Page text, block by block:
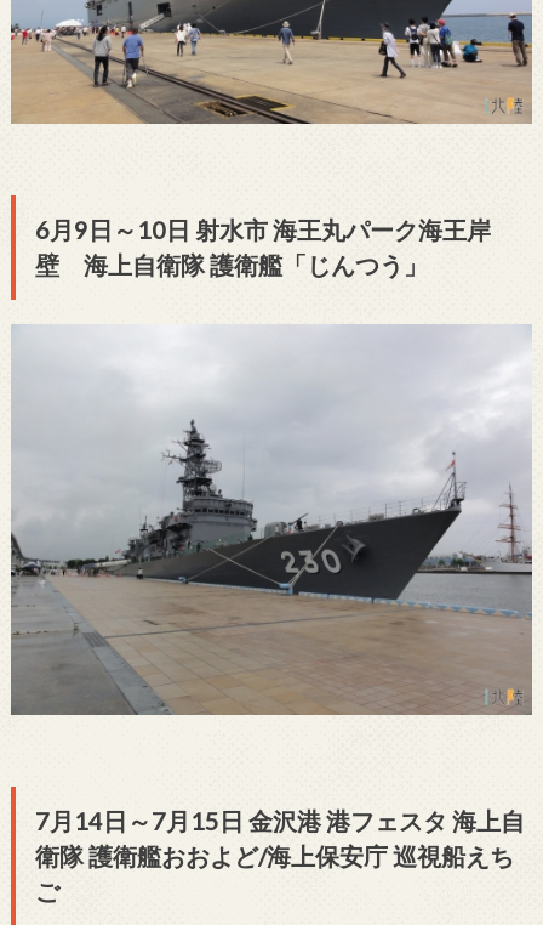
6月9日～10日 射水市 海王丸パーク海王岸
壁 海上自衛隊 護衛艦「じんつう」
7月14日～7月15日 金沢港 港フェスタ 海上自
衛隊 護衛艦おおよど/海上保安庁 巡視船えち
ご